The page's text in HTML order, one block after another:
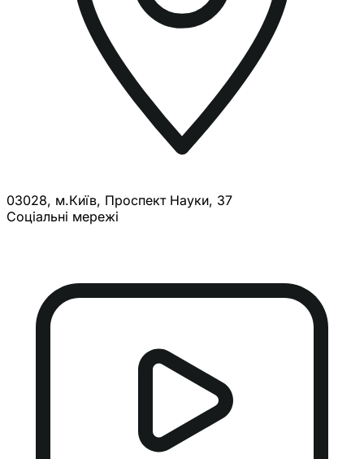
03028, м.Київ, Проспект Науки, 37
Соціальні мережі